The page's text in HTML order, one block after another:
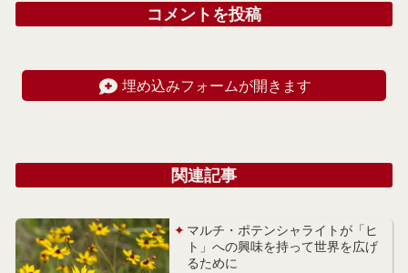
コメントを投稿
埋め込みフォームが開きます
関連記事
マルチ・ポテンシャライトが「ヒ
ト」への興味を持って世界を広げ
るために